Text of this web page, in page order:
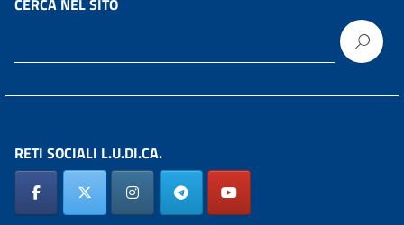
CERCA NEL SITO
RETI SOCIALI L.U.DI.CA.